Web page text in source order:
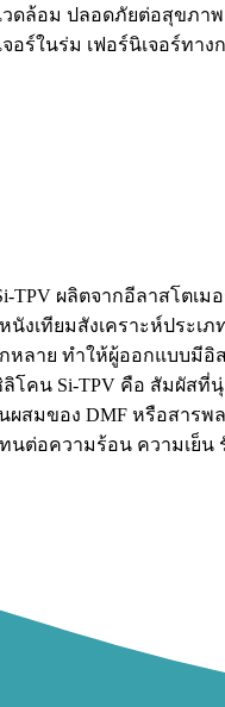
ดล้อม ปลอดภัยต่อสุขภา
จอร์ในร่ม เฟอร์นิเจอร์ท
ผลิตจากอีลาสโตเ
นังเทียมสังเคราะห์ประ
หลาย ทำให้ผู้ออกแบบมีอิ
โคน Si-TPV คือ สัมผัสที่
สมของ DMF หรือสารพ
นต่อความร้อน ความเย็น